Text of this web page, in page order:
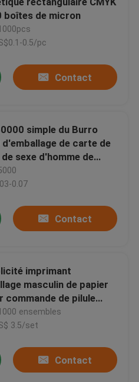
boîtes de micron
0.5/pc
Contact
simple du Burro
de carte de
sexe d'homme de
double avec la bouteille
0.07
Contact
imprimant
masculin de papier
commande de pilule
de rhinocéros fait
de boîte à cartes
ensembles
3.5/set
Contact